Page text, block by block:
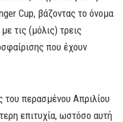
Cup, βάζοντας το όνομα
τις (μόλις) τρεις
που έχουν
περασμένου Απριλίου
επιτυχία, ωστόσο αυτή